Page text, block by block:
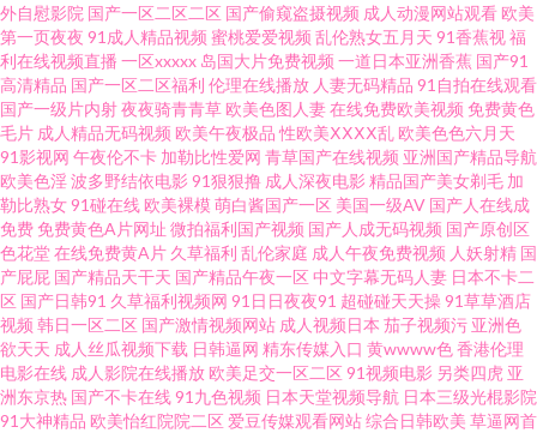
黄色小视频入口 色欧美影网站 亚洲精品国产区 第一福利视频91 91色情主站
激情福利社 婷婷丁香一区二区亚洲 91国内在线播放 福利导航 欧美变态另类
婷婷深爱社区 在线天堂9 91人人肏 大香蕉av网 黄网男人Av天堂 人妻婷婷在
线网观看 五月丁香狠狠爱 91福利导航吧 91在线综合观看 国产福利精品社 久
久国产人妻区 五月天婷婷色网站 91大香蕉公开在线 91在线免费看国产 豆奶
福利网址推荐 论理视频 视频在线91 91福利微拍导航 91网站在线观看18 国产
精品久久高潮 久热只精品在线 午夜福利在线你懂 91大香蕉伊人在线 av草逼
外自慰影院 国产一区二区二区 国产偷窥盗摄视频 成人动漫网站观看 欧美
第一页夜夜 91成人精品视频 蜜桃爱爱视频 乱伦熟女五月天 91香蕉视福
利在线视频直播 一区xxxxx 岛国大片免费视频 一道日本亚洲香蕉 国产91
高清精品 国产一区二区福利 伦理在线播放 人妻无码精品 91自拍在线观看
国产一级片内射夜夜骑青青草 欧美色图人妻在线免费欧美视频 免费黄色
毛片 成人精品无码视频 欧美午夜极品 性欧美ⅩⅩⅩⅩ乱 欧美色色六月天
91影视网 午夜伦不卡 加勒比性爱网 青草国产在线视频 亚洲国产精品导航
欧美色淫波多野结依电影 91狠狠撸 成人深夜电影 精品国产美女剃毛 加
勒比熟女91碰在线 欧美裸模萌白酱国产一区 美国一级AV 国产人在线成
免费 免费黄色A片网址 微拍福利国产视频 国产人成无码视频 国产原创区
色花堂在线免费黄A片 久草福利 乱伦家庭 成人午夜免费视频 人妖射精 国
产屁屁 国产精品天干天 国产精品午夜一区 中文字幕无码人妻 日本不卡二
区 国产日韩91 久草福利视频网 91日日夜夜91 超碰碰天天操91草草酒店
视频 韩日一区二区 国产激情视频网站 成人视频日本 茄子视频污 亚洲色
欲天天 成人丝瓜视频下载 日韩逼网 精东传媒入口 黄wwww色香港伦理
电影在线 成人影院在线播放 欧美足交一区二区 91视频电影 另类四虎 亚
洲东京热 国产不卡在线91九色视频 日本天堂视频导航 日本三级光棍影院
91大神精品 欧美怡红院院二区 爱豆传媒观看网站综合日韩欧美 草逼网首